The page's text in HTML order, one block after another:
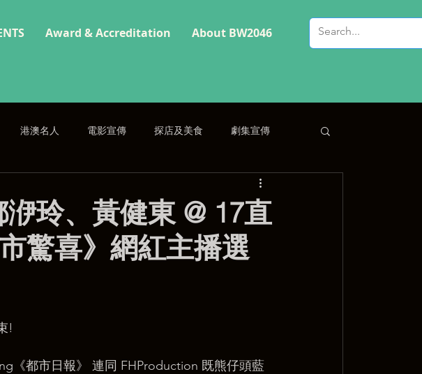
Award & Accreditation About BW2046
港澳名人 電影宣傳 探店及美食 劇集宣傳
玲、黃健東 @ 17直
驚喜》網紅主播選
!
《都市日報》 連同 FHProduction 既熊仔頭藍